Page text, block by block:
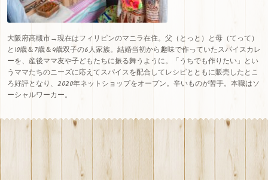
大阪府高槻市→現在はフィリピンのマニラ在住。父（とっと）と母（てって）
と10歳＆7歳＆4歳双子の6人家族。結婚当初から趣味で作っていたスパイスカレ
ーを、産後ママ友や子どもたちに振る舞うように。「うちでも作りたい」とい
うママたちのニーズに応えてスパイスを配合してレシピとともに販売したとこ
ろ好評となり、 2020年ネットショップをオープン。辛いものが苦手。本職はソ
ーシャルワーカー。